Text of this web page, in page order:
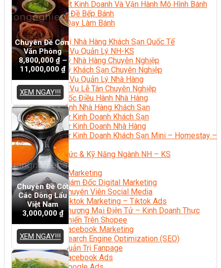
Bí Quyết Kinh Doanh Và Vận Hành Mô Hình Bánh
Chuyên Đề Bếp Bánh
Video Dạy Làm Bánh
Quản Trị NHKS
Quản Trị Nhà Hàng Khách Sạn Quốc Tế
Nghiệp Vụ Quản Lý NH-KS
Quản Lý Nhà Hàng Chuyên Nghiệp
Quản Lý Khách Sạn Chuyên Nghiệp
Nghiệp Vụ Quản Lý Nhà Hàng
Nghiệp Vụ Lễ Tân Chuyên Nghiệp
Giám Đốc Điều Hành Nhà Hàng
Tiếng Anh Nhà Hàng Khách Sạn
Khởi Sự Kinh Doanh Khách Sạn
Khởi Sự Kinh Doanh Nhà Hàng
Khởi Sự Kinh Doanh Khách Sạn Mini – Homestay –
AirBnB
Kiến Thức & Kỹ Năng Ngành NH – KS
Marketing
Digital Marketing
Giám Đốc Digital Marketing
Chuyên Viên Social Media
Tiktok Marketing – Tiktok Ads
Thương Mại Điện Tử – Kinh Doanh Thực
Chiến Trên Shopee
Facebook Marketing
Search Engine Optimization (SEO)
Quản Trị Fanpage
Facebook Ads
Chuyên Đề Cơm
Văn Phòng
8,800,000 ₫–
11,000,000 ₫
XEM NGAY!!!
Chuyên Đề Cốt
Các Dòng Lẩu
Việt Nam
3,000,000 ₫
XEM NGAY!!!